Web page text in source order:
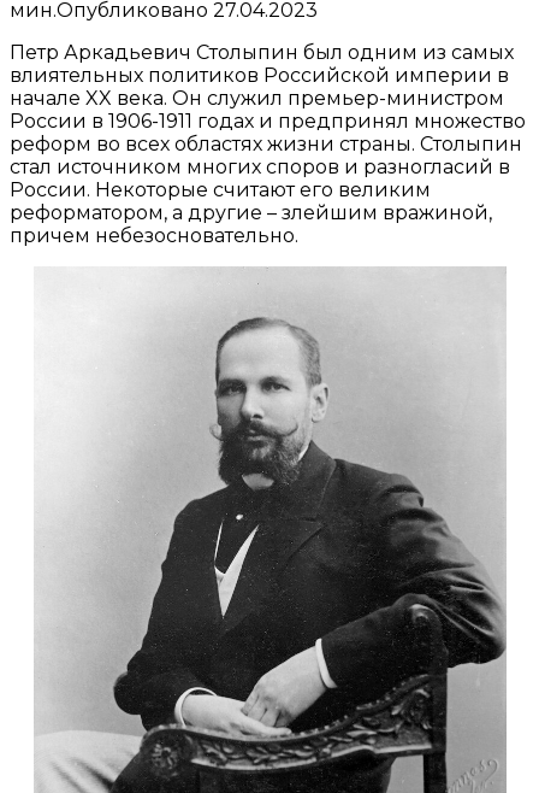
мин.Опубликовано 27.04.2023
Петр Аркадьевич Столыпин был одним из самых
влиятельных политиков Российской империи в
начале XX века. Он служил премьер-министром
России в 1906-1911 годах и предпринял множество
реформ во всех областях жизни страны. Столыпин
стал источником многих споров и разногласий в
России. Некоторые считают его великим
реформатором, а другие – злейшим вражиной,
причем небезосновательно.